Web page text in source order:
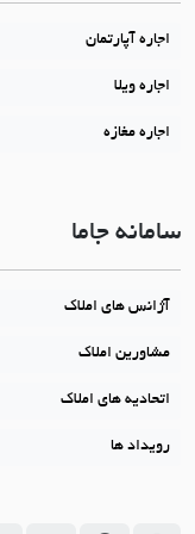
اجاره آپارتمان
اجاره ویلا
اجاره مغازه
سامانه جاما
آژانس های املاک
مشاورین املاک
اتحادیه های املاک
رویداد ها